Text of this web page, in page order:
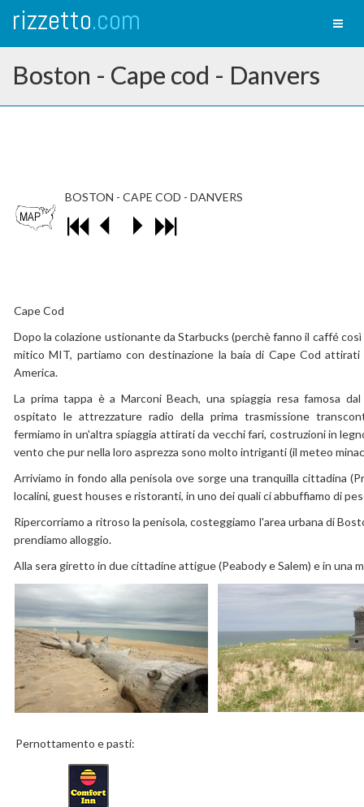
rizzetto.com
Boston - Cape cod - Danvers
BOSTON - CAPE COD - DANVERS
Cape Cod
Dopo la colazione ustionante da Starbucks (perchè fanno il caffé
mitico MIT, partiamo con destinazione la baia di Cape Cod
America.
La prima tappa è a Marconi Beach, una spiaggia resa famosa
ospitato le attrezzature radio della prima trasmissione
fermiamo in un'altra spiaggia attirati da vecchi fari, costruzioni in
vento che pur nella loro asprezza sono molto intriganti (il meteo
Arriviamo in fondo alla penisola ove sorge una tranquilla cittadina
localini, guest houses e ristoranti, in uno dei quali ci abbuffiamo di
Ripercorriamo a ritroso la penisola, costeggiamo l'area urbana di
prendiamo alloggio.
Alla sera giretto in due cittadine attigue (Peabody e Salem) e in una
Pernottamento e pasti: